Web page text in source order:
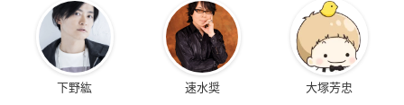
下野紘 速水奨 大塚芳忠